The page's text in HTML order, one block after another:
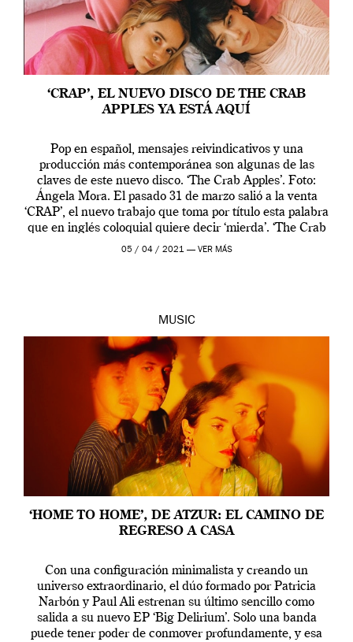
‘CRAP’, EL NUEVO DISCO DE THE CRAB
APPLES YA ESTÁ AQUÍ
Pop en español, mensajes reivindicativos y una
producción más contemporánea son algunas de las
claves de este nuevo disco. ‘The Crab Apples’. Foto:
Ángela Mora. El pasado 31 de marzo salió a la venta
‘CRAP’, el nuevo trabajo que toma por título esta palabra
que en inglés coloquial quiere decir ‘mierda’. ‘The Crab
Apples’ cuenta […]
05 / 04 / 2021 — VER MÁS
MUSIC
‘HOME TO HOME’, DE ATZUR: EL CAMINO DE
REGRESO A CASA
Con una configuración minimalista y creando un
universo extraordinario, el dúo formado por Patricia
Narbón y Paul Ali estrenan su último sencillo como
salida a su nuevo EP ‘Big Delirium’. Solo una banda
puede tener poder de conmover profundamente, y esa